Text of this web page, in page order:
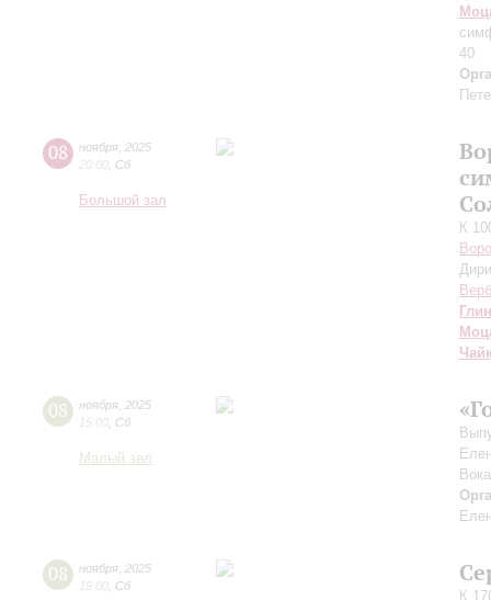
40
08 ноября 2025
20:00 Сб
Большой зал
К
08 ноября 2025
15:00 Сб
Малый зал
08 ноября 2025
19:00 Сб
К